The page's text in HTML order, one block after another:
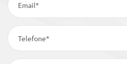
Email*
Telefone*